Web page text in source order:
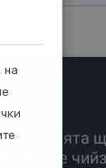
1 парче
на